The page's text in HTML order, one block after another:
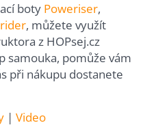
boty Poweriser,
, můžete využít
z HOPsej.cz
samouka, pomůže vám
při nákupu dostanete
| Video